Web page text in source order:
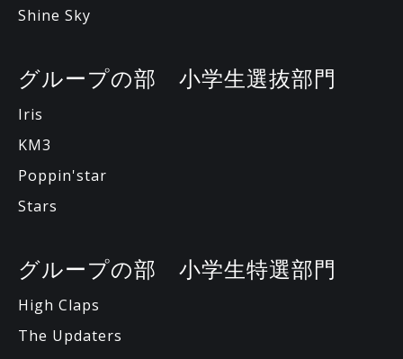
Shine Sky
グループの部 小学生選抜部門
Iris
KM3
Poppin'star
Stars
グループの部 小学生特選部門
High Claps
The Updaters